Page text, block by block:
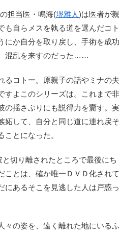
担当医・鳴海(堺雅人)は医者が親
も自らメスを執る道を選んだコト
にか自分を取り戻し、手術を成功
混乱を来すのだった……
コトー。原親子の話やミナの夫
すよこのシリーズは。これまで非
の揺さぶりにも説得力を齎す。実
妬して、自分と同じ道に連れ戻そ
とになった。
切り離されたところで最後にち
ことは、確か唯一ＤＶＤ化されて
にあるそこを見逃した人は戸惑っ
の姿を、遠く離れた地にいるふ